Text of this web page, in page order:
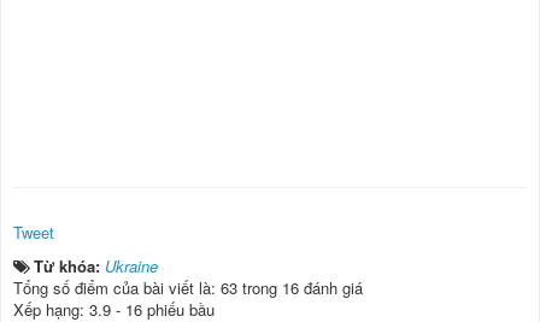
Tweet
Từ khóa: Ukraine
Tổng số điểm của bài viết là: 63 trong 16 đánh giá
Xếp hạng: 3.9 - 16 phiếu bầu